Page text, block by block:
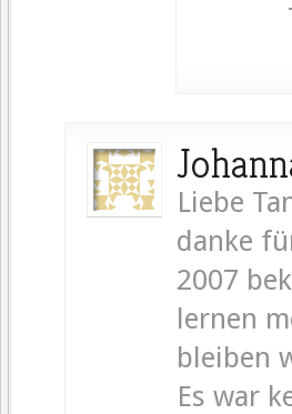
Liebe
danke
2007
lernen
bleiben
Es war